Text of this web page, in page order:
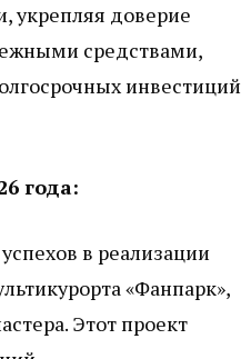
укрепляя доверие
средствами,
инвестиций
года:
в реализации
«Фанпарк»,
Этот проект